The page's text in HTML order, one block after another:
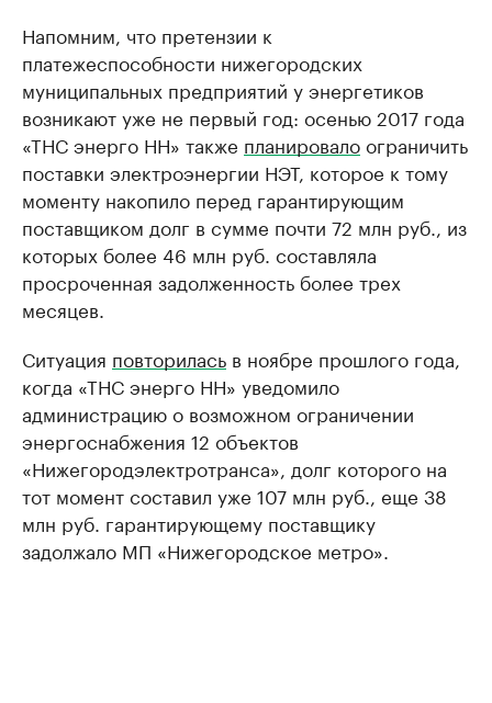
Напомним, что претензии к
платежеспособности нижегородских
муниципальных предприятий у энергетиков
возникают уже не первый год: осенью 2017 года
«ТНС энерго НН» также планировалоограничить
поставки электроэнергии НЭТ, которое к тому
моменту накопило перед гарантирующим
поставщиком долг в сумме почти 72 млн руб., из
которых более 46 млн руб. составляла
просроченная задолженность более трех
месяцев.
Ситуация повторилась в ноябре прошлого года,
когда «ТНС энерго НН» уведомило
администрацию о возможном ограничении
энергоснабжения 12 объектов
«Нижегородэлектротранса», долг которого на
тот момент составил уже 107 млн руб., еще 38
млн руб. гарантирующему поставщику
задолжало МП «Нижегородское метро».